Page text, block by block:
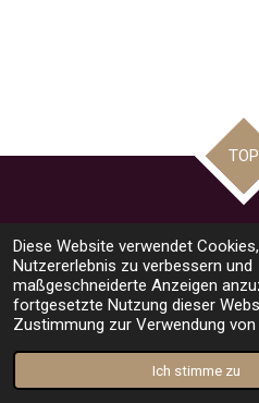
Diese Website verwendet
Nutzererlebnis zu verbessern und
maßgeschneiderte Anzeigen
fortgesetzte Nutzung dieser
Zustimmung zur Verwendung von
Ich stimme zu
TOP
© 2023 - 2026 road racing news by Mario
Mit Unterstützung von Webador
Telefon